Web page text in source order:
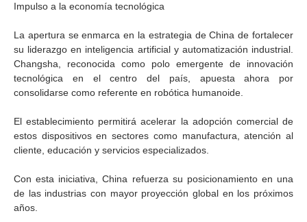
Impulso a la economía tecnológica
La apertura se enmarca en la estrategia de China de fortalecer
su liderazgo en inteligencia artificial y automatización industrial.
Changsha, reconocida como polo emergente de innovación
tecnológica en el centro del país, apuesta ahora por
consolidarse como referente en robótica humanoide.
El establecimiento permitirá acelerar la adopción comercial de
estos dispositivos en sectores como manufactura, atención al
cliente, educación y servicios especializados.
Con esta iniciativa, China refuerza su posicionamiento en una
de las industrias con mayor proyección global en los próximos
años.